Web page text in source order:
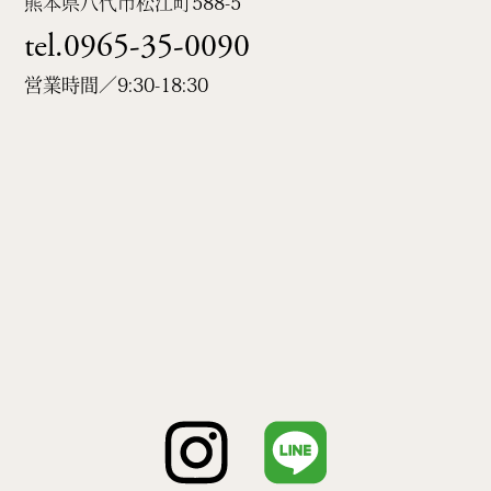
tel.0965-35-0090
営業時間／9:30-18:30